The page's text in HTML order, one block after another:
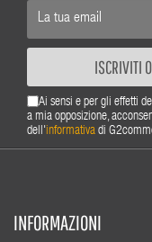
ISCRIVITI
Ai sensi e per gli effetti
a mia opposizione,
dell'informativa di
INFORMAZIONI